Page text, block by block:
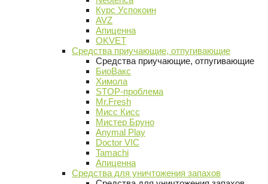
Курс Успокоин
AVZ
Апиценна
OKVET
Средства приучающие, отпугивающие
Средства приучающие, отпугивающие
БиоВакс
Химола
STOP-проблема
Mr.Fresh
Мисс Кисс
Мистер Бруно
Anymal Play
Doctor VIC
Tamachi
Апиценна
Средства для уничтожения запахов